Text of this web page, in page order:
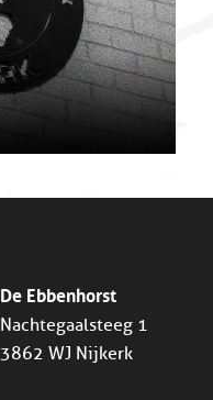
De Ebbenhorst
Nachtegaalsteeg 1
3862 WJ Nijkerk